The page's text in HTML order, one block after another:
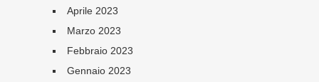
Aprile 2023
Marzo 2023
Febbraio 2023
Gennaio 2023